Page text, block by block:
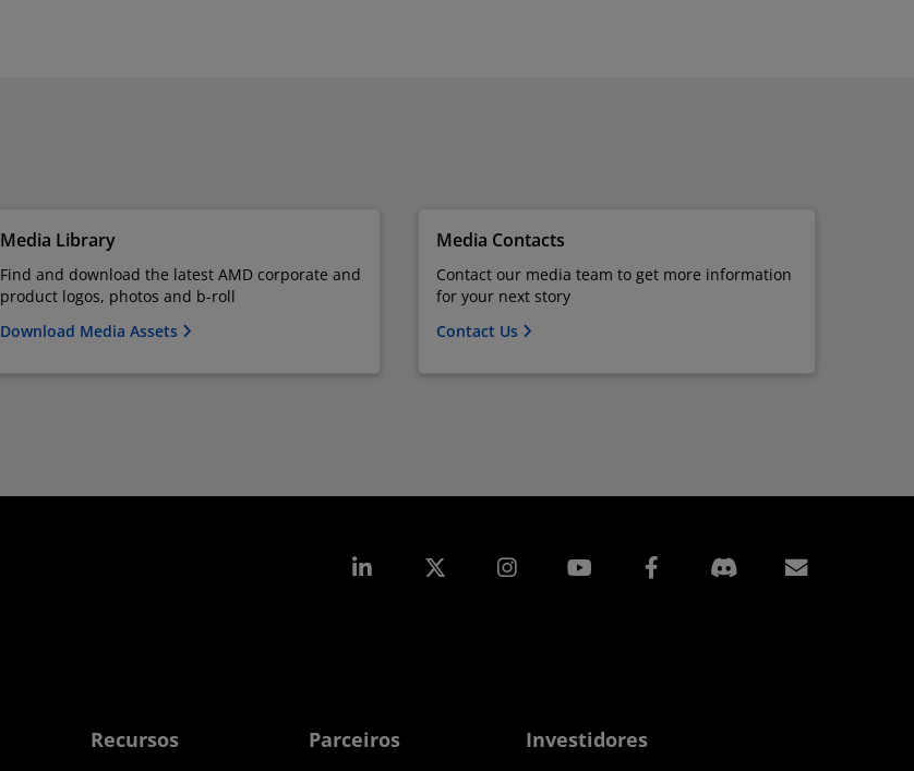
Media Library
Find and download the latest AMD corporate and
product logos, photos and b-roll
Download Media Assets
Media Contacts
Contact our media team to get more information
for your next story
Contact Us
Linkedin Instagram Facebook
Recursos Parceiros Investidores